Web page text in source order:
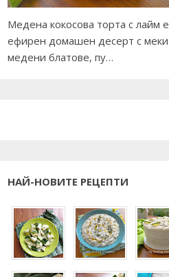
Медена кокосова торта с лайм е
ефирен домашен десерт с меки
медени блатове, пу…
НАЙ-НОВИТЕ РЕЦЕПТИ